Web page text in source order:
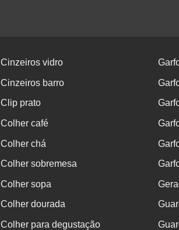
Cinzeiros vidro
Cinzeiros barro
Clip prato
Colher café
Colher chá
Colher sobremesa
Colher sopa
Colher dourada
Colher para degustação